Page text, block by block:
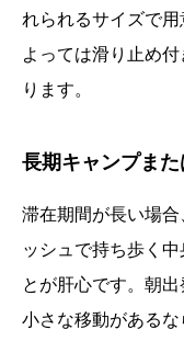
れられるサイズで
よっては滑り止め
ります。
長期キャンプま
滞在期間が長い場
ッシュで持ち歩く
とが肝心です。朝
小さな移動がある